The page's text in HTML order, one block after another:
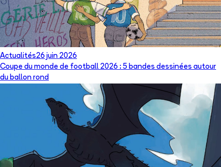
Actualités26 juin 2026
Coupe du monde de football 2026 : 5 bandes dessinées autour
du ballon rond